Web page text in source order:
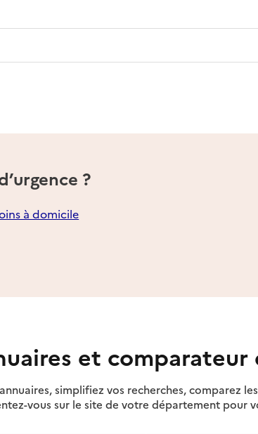
?
à domicile
et comparateur
simplifiez vos recherches, comparez
vous sur le site de votre département pour